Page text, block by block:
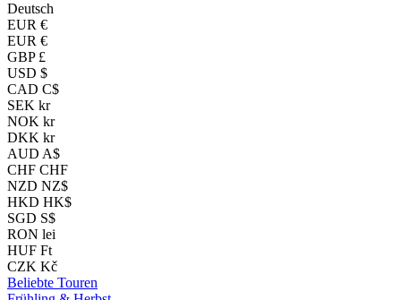
Deutsch
EUR €
EUR €
GBP £
USD $
CAD C$
SEK kr
NOK kr
DKK kr
AUD A$
CHF CHF
NZD NZ$
HKD HK$
SGD S$
RON lei
HUF Ft
CZK Kč
Beliebte Touren